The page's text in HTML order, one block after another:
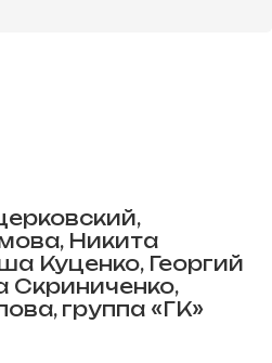
Никита
Куценко, Георгий
Скриниченко,
группа «ГК»